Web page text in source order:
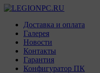
Доставка и оплата
Галерея
Новости
Контакты
Гарантия
Конфигуратор ПК